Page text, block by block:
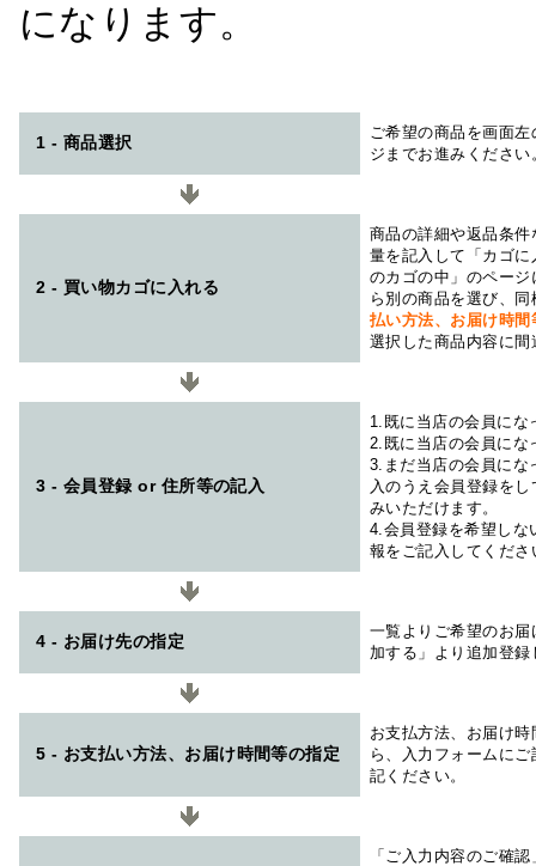
になります。
1 - 商品選択
ご希望の商品を画面
ジまでお進みください
2 - 買い物カゴに入れる
商品の詳細や返品条
量を記入して「カゴ
のカゴの中」のペー
ら別の商品を選び、
払い方法、お届け時
選択した商品内容に
3 - 会員登録 or 住所等の記入
1.既に当店の会員にな
2.既に当店の会員にな
3.まだ当店の会員にな
入のうえ会員登録を
みいただけます。
4.会員登録を希望しな
報をご記入してくださ
4 - お届け先の指定
一覧よりご希望のお
加する」より追加登
5 - お支払い方法、お届け時間等の指定
お支払方法、お届け
ら、入力フォームに
記ください。
「ご入力内容のご確